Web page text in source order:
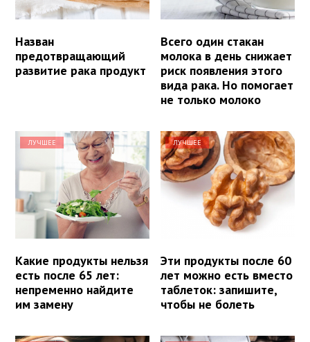
Назван
предотвращающий
развитие рака продукт
Всего один стакан
молока в день снижает
риск появления этого
вида рака. Но помогает
не только молоко
ЛУЧШЕЕ
Какие продукты нельзя
есть после 65 лет:
непременно найдите
им замену
ЛУЧШЕЕ
Эти продукты после 60
лет можно есть вместо
таблеток: запишите,
чтобы не болеть